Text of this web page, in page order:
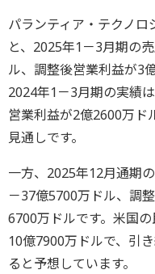
パランティア・テクノ
と、2025年1－3月期の
ル、調整後営業利益が3
2024年1－3月期の実績
営業利益が2億2600万ド
見通しです。
一方、2025年12月通期
－37億5700万ドル、調
6700万ドルです。米国
10億7900万ドルで、引
ると予想しています。